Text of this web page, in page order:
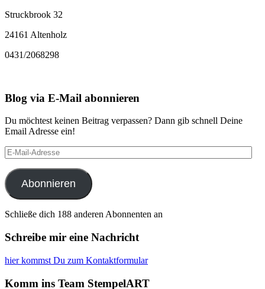
Struckbrook 32
24161 Altenholz
0431/2068298
Blog via E-Mail abonnieren
Du möchtest keinen Beitrag verpassen? Dann gib schnell Deine
Email Adresse ein!
E-
Mail-
Adresse
Abonnieren
Schließe dich 188 anderen Abonnenten an
Schreibe mir eine Nachricht
hier kommst Du zum Kontaktformular
Komm ins Team StempelART